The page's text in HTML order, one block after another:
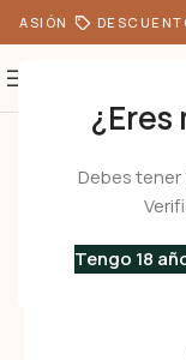
¿Eres
Debes tener
Tengo 18